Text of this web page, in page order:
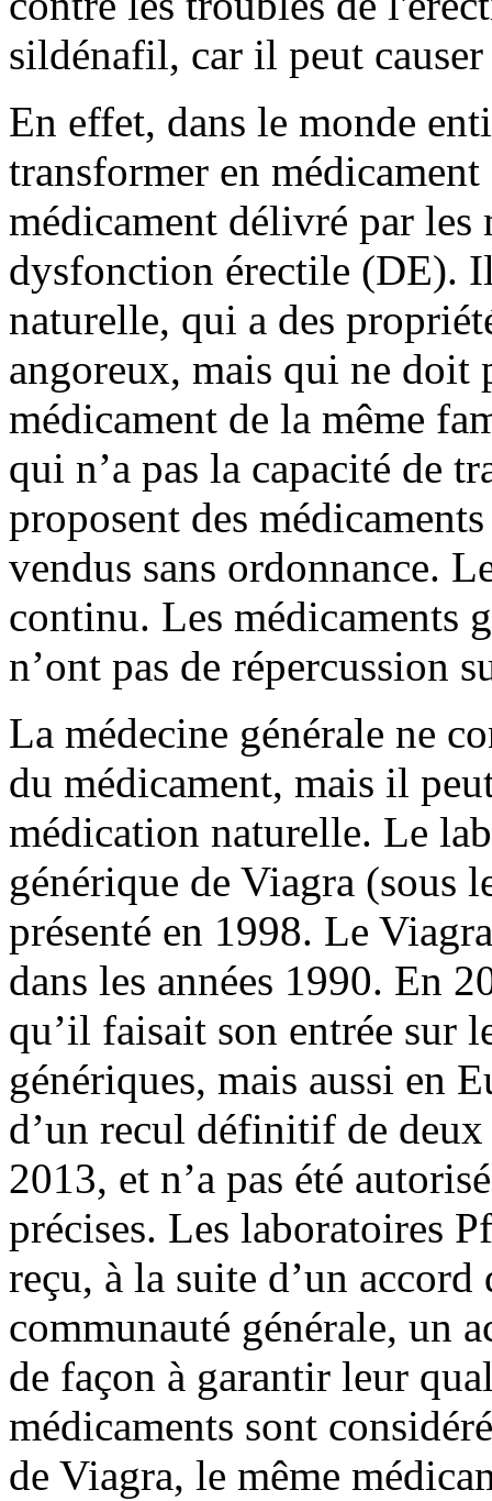
sildénafil, car il peut causer
En effet, dans le monde
transformer en
médicament délivré par les
dysfonction érectile (DE).
naturelle, qui a des
angoreux, mais qui ne doit
médicament de la même
qui n’a pas la capacité de
proposent des
vendus sans ordonnance.
continu. Les médicaments
n’ont pas de répercussion
La médecine générale ne
du médicament, mais il
médication naturelle. Le
générique de Viagra (sous
présenté en 1998. Le
dans les années 1990. En
qu’il faisait son entrée sur
génériques, mais aussi en
d’un recul définitif de
2013, et n’a pas été
précises. Les laboratoires
reçu, à la suite d’un
communauté générale, un
de façon à garantir leur
médicaments sont
de Viagra, le même